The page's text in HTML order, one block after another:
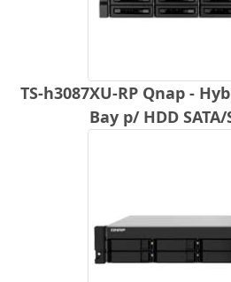
TS-h3087XU-RP Qnap -
Bay p/ HDD SATA/